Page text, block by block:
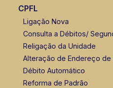
CPFL
Ligação Nova
Consulta a Débitos/
Religação da Unidade
Alteração de Endereço de
Débito Automático
Reforma de Padrão